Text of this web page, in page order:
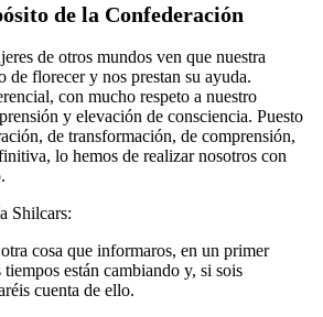
de la Confederación
de otros mundos ven que nuestra
de florecer y nos prestan su ayuda.
con mucho respeto a nuestro
y elevación de consciencia. Puesto
de transformación, de comprensión,
lo hemos de realizar nosotros con
Shilcars:
cosa que informaros, en un primer
están cambiando y, si sois
cuenta de ello.